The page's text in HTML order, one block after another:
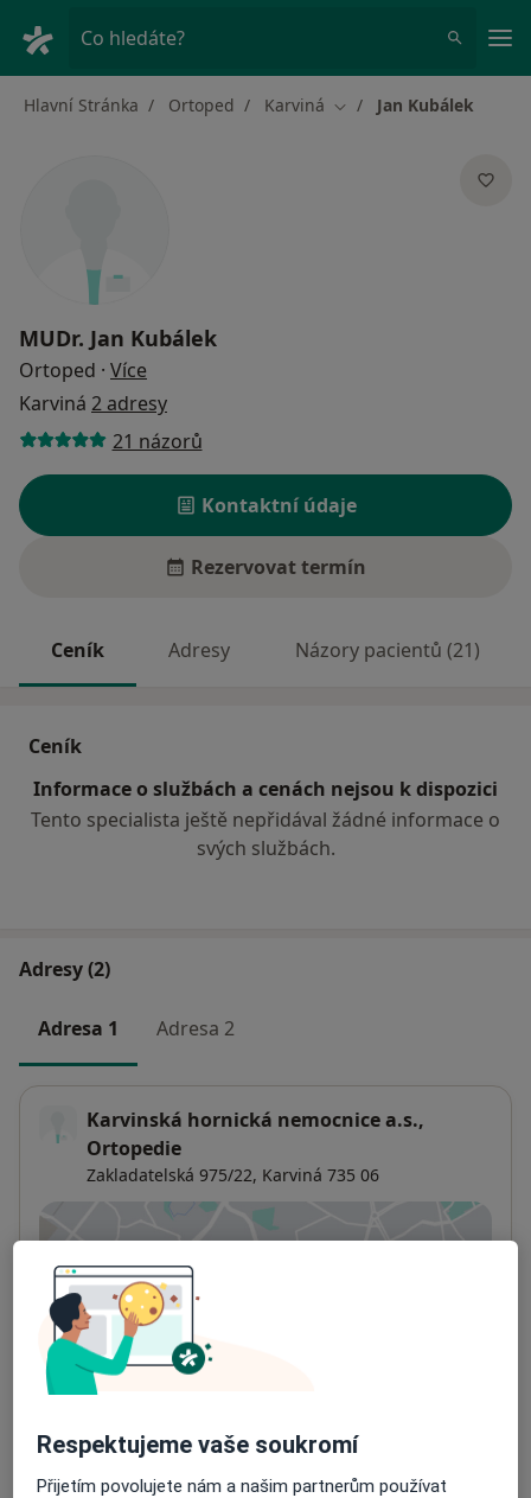
Co hledáte?
Hlavní Stránka Ortoped Karviná Změna města
Jan Kubálek
MUDr. Jan Kubálek
Ortoped · Více
Karviná 2 adresy
21 názorů
Kontaktní údaje
Rezervovat termín
Ceník Adresy Názory pacientů (21)
Ceník
Informace o službách a cenách nejsou k dispozici
Tento specialista ještě nepřidával žádné informace o
svých službách.
Adresy (2)
Adresa 1 Adresa 2
Karvinská hornická nemocnice a.s.,
Ortopedie
Zakladatelská 975/22, Karviná 735 06
Přiblížit mapu
Dostupnost
Na této adrese online kalendář není aktivní
Co mám v takové situaci udělat?
Na teto adrese lékař přijímá pacienty na pojišťovnu
Detaily
Respektujeme vaše soukromí
Přijetím povolujete nám a našim partnerům používat